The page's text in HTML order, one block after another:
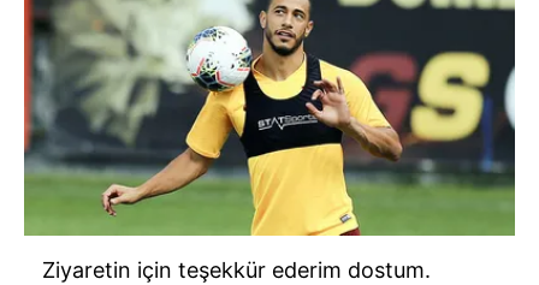
Ziyaretin için teşekkür ederim dostum.